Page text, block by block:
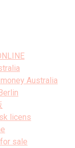
Australia
licens
sale